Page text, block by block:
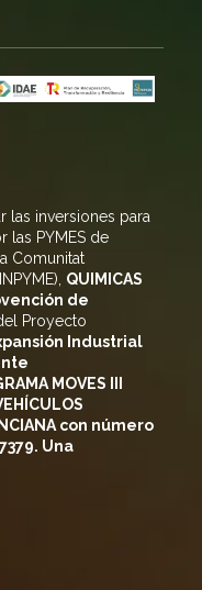
las inversiones para
las PYMES de
Comunitat
QUIMICAS
de
Proyecto
Industrial
MOVES III
con número
Una